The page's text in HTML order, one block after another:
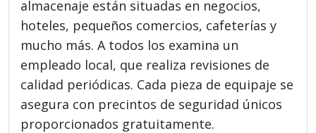
almacenaje están situadas en negocios,
hoteles, pequeños comercios, cafeterías y
mucho más. A todos los examina un
empleado local, que realiza revisiones de
calidad periódicas. Cada pieza de equipaje se
asegura con precintos de seguridad únicos
proporcionados gratuitamente.